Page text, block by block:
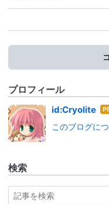
プロフィール
id:Cryolite
このブログに
検索